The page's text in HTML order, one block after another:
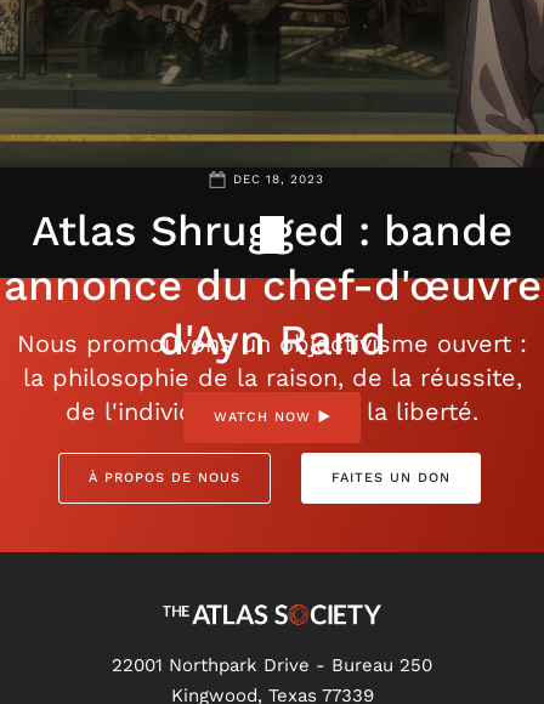
DEC 18, 2023
Atlas Shrugged : bande
annonce du chef-d'œuvre
d'Ayn Rand
WATCH NOW
Nous promouvons un objectivisme ouvert :
la philosophie de la raison, de la réussite,
de l'individualisme et de la liberté.
À PROPOS DE NOUS FAITES UN DON
22001 Northpark Drive - Bureau 250
Kingwood, Texas 77339